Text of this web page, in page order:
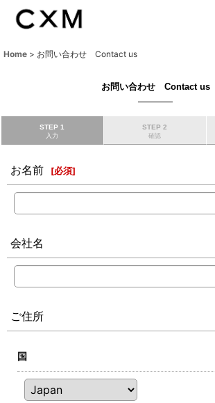
Home > お問い合わせ Contact us
お問い合わせ Contact us
STEP 1
入力
STEP 2
確認
お名前 [必須]
会社名
ご住所
国